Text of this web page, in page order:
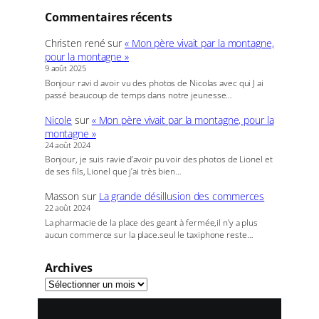
Commentaires récents
Christen rené sur« Mon père vivait par la montagne,
pour la montagne »
9 août 2025
Bonjour ravi d avoir vu des photos de Nicolas avec qui J ai
passé beaucoup de temps dans notre jeunesse…
Nicole sur« Mon père vivait par la montagne, pour la
montagne »
24 août 2024
Bonjour, je suis ravie d’avoir pu voir des photos de Lionel et
de ses fils, Lionel que j’ai très bien…
Masson sur La grande désillusion des commerces
22 août 2024
La pharmacie de la place des geant à fermée,il n’y a plus
aucun commerce sur la place.seul le taxiphone reste…
Archives